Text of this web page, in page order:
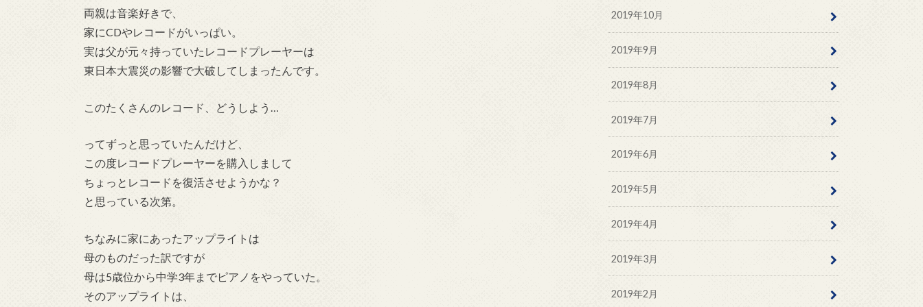
両親は音楽好きで、
家にCDやレコードがいっぱい。
実は父が元々持っていたレコードプレーヤーは
東日本大震災の影響で大破してしまったんです。
このたくさんのレコード、どうしよう…
ってずっと思っていたんだけど、
この度レコードプレーヤーを購入しまして
ちょっとレコードを復活させようかな？
と思っている次第。
ちなみに家にあったアップライトは
母のものだった訳ですが
母は5歳位から中学3年までピアノをやっていた。
そのアップライトは、
2019年10月
2019年9月
2019年8月
2019年7月
2019年6月
2019年5月
2019年4月
2019年3月
2019年2月